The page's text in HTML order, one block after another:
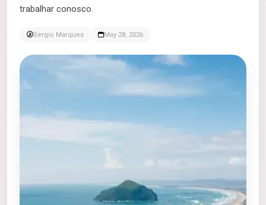
trabalhar conosco.
Sergio Marques May 28, 2026